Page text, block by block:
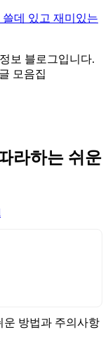
데 있고 재미있는
보 블로그입니다.
모음집
라하는 쉬운